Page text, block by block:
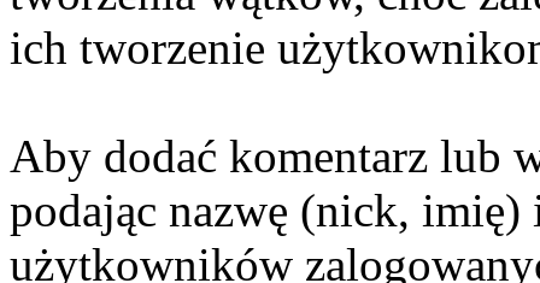
ich tworzenie
Aby dodać komentarz lub
podając nazwę (nick,
użytkowników